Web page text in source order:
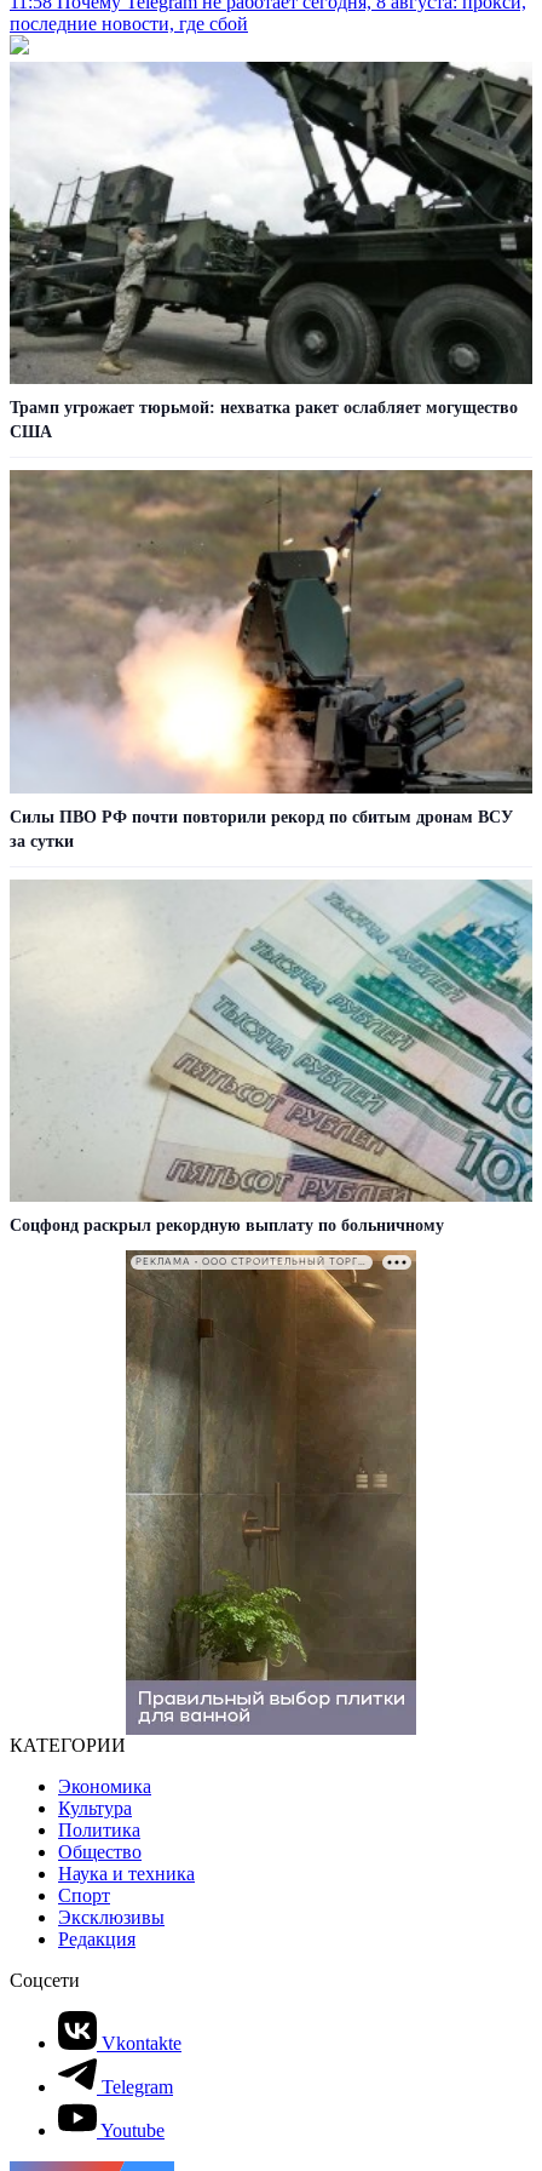
последние новости, где сбой
Трамп угрожает тюрьмой: нехватка ракет ослабляет могущество
США
Cилы ПВО РФ почти повторили рекорд по сбитым дронам ВСУ
за сутки
Соцфонд раскрыл рекордную выплату по больничному
РЕКЛАМА • ООО СТРОИТЕЛЬНЫЙ ТОРГОВЫЙ ДОМ «ПЕТРОВИЧ». ИНН: 7802348846
КАТЕГОРИИ
Экономика
Культура
Политика
Общество
Наука и техника
Спорт
Эксклюзивы
Редакция
Соцсети
Vkontakte
Telegram
Youtube